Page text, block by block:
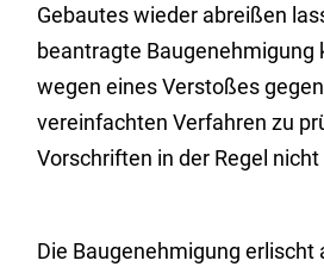
Gebautes wieder abreißen
beantragte Baugenehmigung
wegen eines Verstoßes
vereinfachten Verfahren zu
Vorschriften in der Regel
Die Baugenehmigung erlischt